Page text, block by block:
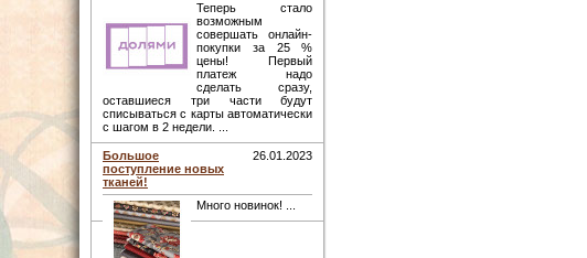
Теперь стало
возможным
совершать онлайн-
покупки за 25 %
цены! Первый
платеж надо
сделать сразу,
оставшиеся три части будут
списываться с карты автоматически
с шагом в 2 недели. ...
Большое
поступление новых
тканей!
26.01.2023
Много новинок! ...